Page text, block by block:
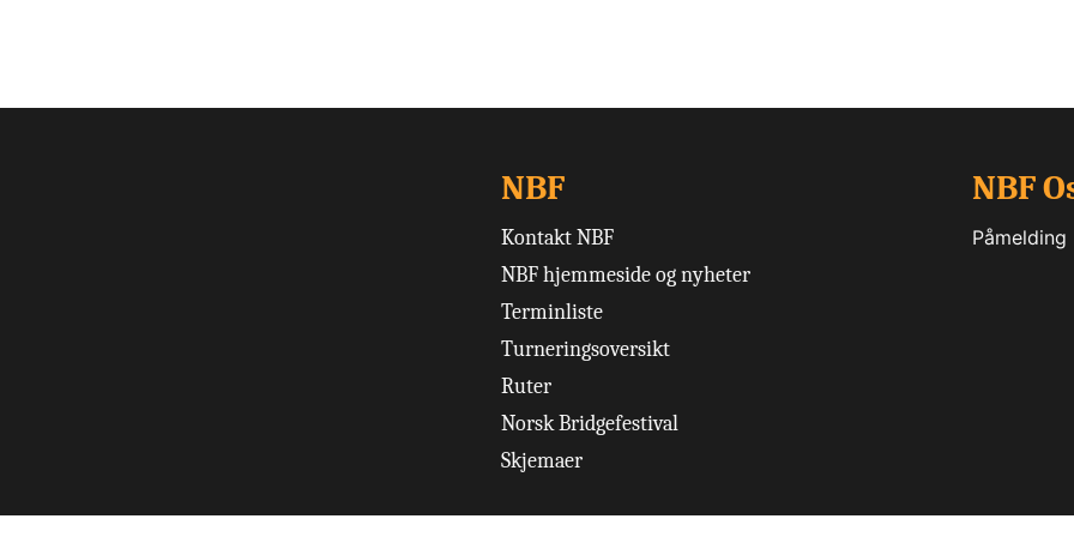
NBF
Kontakt NBF
NBF hjemmeside og nyheter
Terminliste
Turneringsoversikt
Ruter
Norsk Bridgefestival
Skjemaer
NBF
Påmelding